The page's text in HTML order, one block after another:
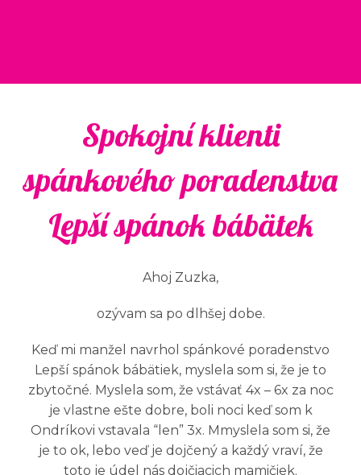
Spokojní klienti
spánkového poradenstva
Lepší spánok bábätek
Ahoj Zuzka,
ozývam sa po dlhšej dobe.
Keď mi manžel navrhol spánkové poradenstvo
Lepší spánok bábätiek, myslela som si, že je to
zbytočné. Myslela som, že vstávať 4x – 6x za noc
je vlastne ešte dobre, boli noci keď som k
Ondríkovi vstavala “len” 3x. Mmyslela som si, že
je to ok, lebo veď je dojčený a každý vraví, že
toto je údel nás dojčiacich mamičiek.